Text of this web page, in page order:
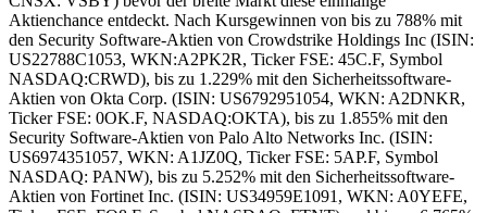
Aktienchance entdeckt. Nach Kursgewinnen von bis zu 788% mit
den Security Software-Aktien von Crowdstrike Holdings Inc (ISIN:
US22788C1053, WKN:A2PK2R, Ticker FSE: 45C.F, Symbol
NASDAQ:CRWD), bis zu 1.229% mit den Sicherheitssoftware-
Aktien von Okta Corp. (ISIN: US6792951054, WKN: A2DNKR,
Ticker FSE: 0OK.F, NASDAQ:OKTA), bis zu 1.855% mit den
Security Software-Aktien von Palo Alto Networks Inc. (ISIN:
US6974351057, WKN: A1JZ0Q, Ticker FSE: 5AP.F, Symbol
NASDAQ: PANW), bis zu 5.252% mit den Sicherheitssoftware-
Aktien von Fortinet Inc. (ISIN: US34959E1091, WKN: A0YEFE,